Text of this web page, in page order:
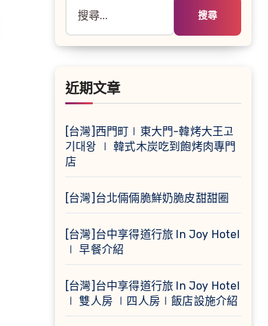
關
字:
近期文章
[台灣]西門町∣東大門-韓烤大王고
기대왕 ∣ 韓式木炭吃到飽烤肉專門
店
[台灣]台北倆倆脆鮮奶脆皮甜甜圈
[台灣]台中享得道行旅 In Joy Hotel
∣ 早餐介紹
[台灣]台中享得道行旅 In Joy Hotel
∣ 雙人房 ∣四人房∣飯店設施介紹